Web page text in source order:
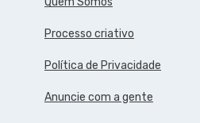
Processo criativo
Política de Privacidade
Anuncie com a gente